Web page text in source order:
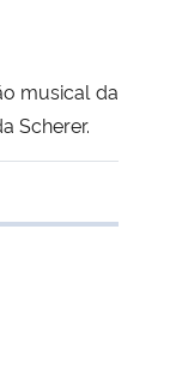
musical da
Scherer.